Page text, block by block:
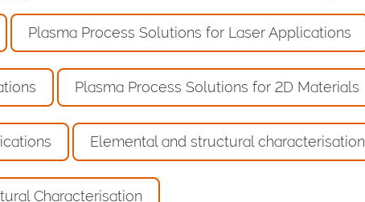
Plasma Process Solutions for Laser Applications
Plasma Process Solutions for 2D Materials
Elemental and structural characterisation
Characterisation